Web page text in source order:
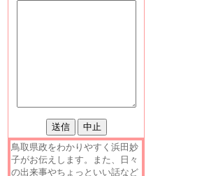
鳥取県政をわかりやすく浜田妙
子がお伝えします。また、日々
の出来事やちょっといい話など